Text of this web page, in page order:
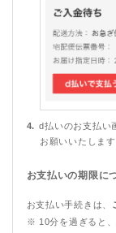
d払いのお支払い
お願いいたします
お支払いの期限に
お支払い手続きは、
※ 10分を過ぎると、